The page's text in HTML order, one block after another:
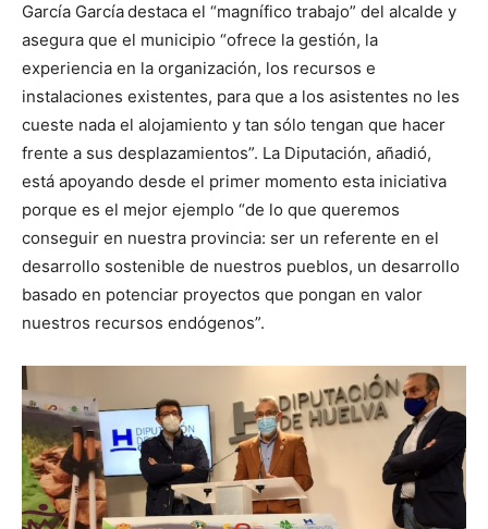
García Garcíadestaca el “magnífico trabajo” del alcalde y
asegura que el municipio “ofrece la gestión, la
experiencia en la organización, los recursos e
instalaciones existentes, para que a los asistentes no les
cueste nada el alojamiento y tan sólo tengan que hacer
frente a sus desplazamientos”. La Diputación, añadió,
está apoyando desde el primer momento esta iniciativa
porque es el mejor ejemplo “de lo que queremos
conseguir en nuestra provincia: ser un referente en el
desarrollo sostenible de nuestros pueblos, un desarrollo
basado en potenciar proyectos que pongan en valor
nuestros recursos endógenos”.